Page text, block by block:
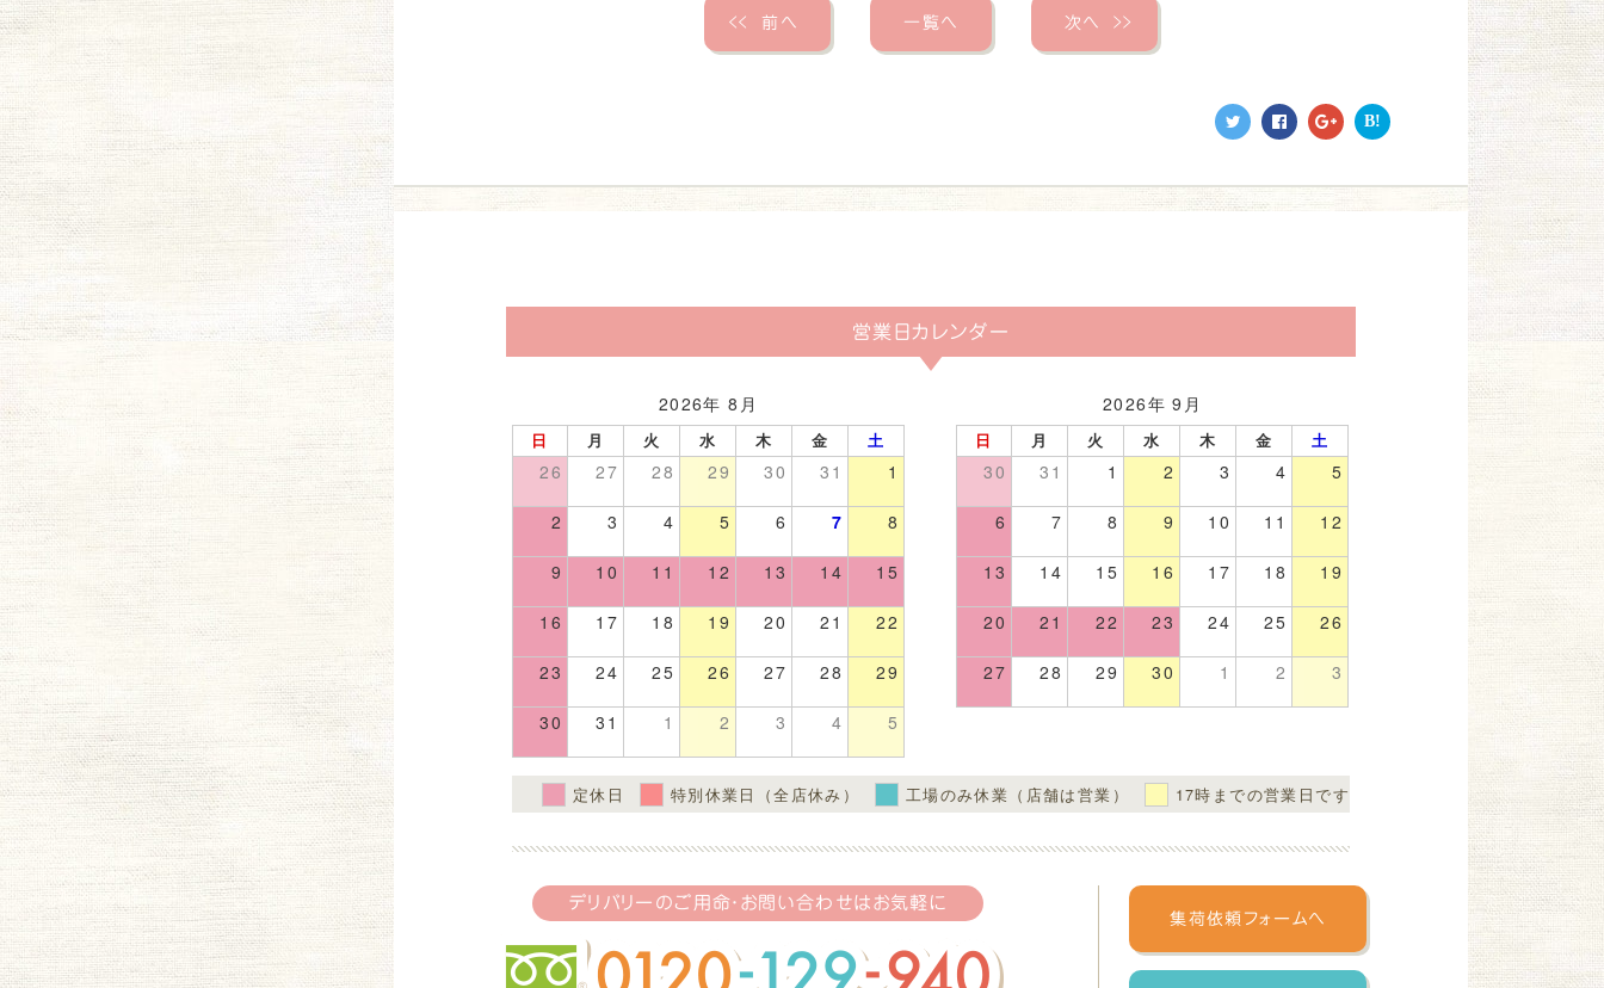
＜＜ 前へ 一覧へ 次へ ＞＞
営業日カレンダー
2026年 8月
日 月 火 水 木 金 土
26 27 28 29 30 31 1
2 3 4 5 6 7 8
9 10 11 12 13 14 15
16 17 18 19 20 21 22
23 24 25 26 27 28 29
30 31 1 2 3 4 5
2026年 9月
日 月 火 水 木 金 土
30 31 1 2 3 4 5
6 7 8 9 10 11 12
13 14 15 16 17 18 19
20 21 22 23 24 25 26
27 28 29 30 1 2 3
定休日 特別休業日（全店休み） 工場のみ休業（店舗は営業） 17時までの営業日です
デリバリーのご用命・お問い合わせはお気軽に
フリーダイヤル 0120-129-940
集荷依頼フォームへ
B!